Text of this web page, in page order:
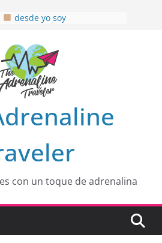
desde yo soy
DEL CACAO: Excelente
AL NATURALSHH !!
PERSPECTIVA de RÍO EL
con un toque de adrenalina